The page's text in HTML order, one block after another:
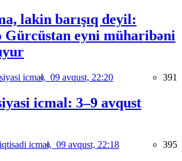
lakin barışıq deyil:
Gürcüstan eyni müharibəni
icmal, 09 avqust, 22:20 391
icmal: 3–9 avqust
icmal, 09 avqust, 22:18 395